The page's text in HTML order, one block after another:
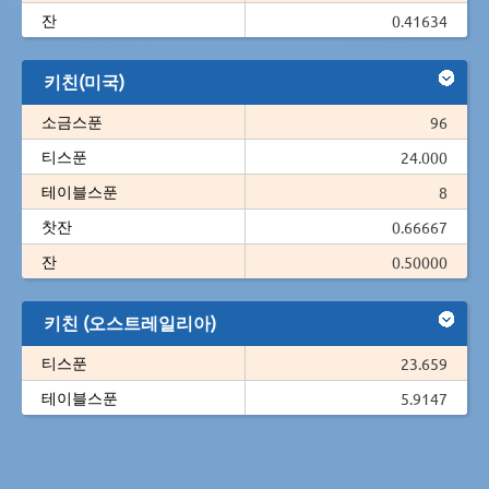
잔
0.41634
키친(미국)
소금스푼
96
티스푼
24.000
테이블스푼
8
찻잔
0.66667
잔
0.50000
키친 (오스트레일리아)
티스푼
23.659
테이블스푼
5.9147